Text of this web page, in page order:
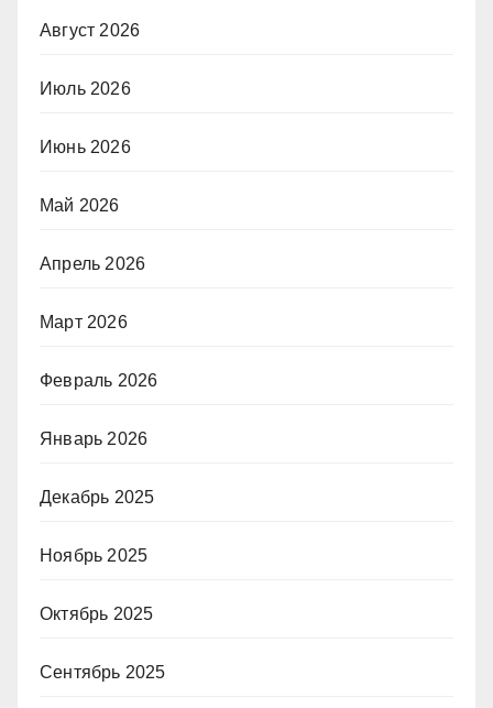
Август 2026
Июль 2026
Июнь 2026
Май 2026
Апрель 2026
Март 2026
Февраль 2026
Январь 2026
Декабрь 2025
Ноябрь 2025
Октябрь 2025
Сентябрь 2025